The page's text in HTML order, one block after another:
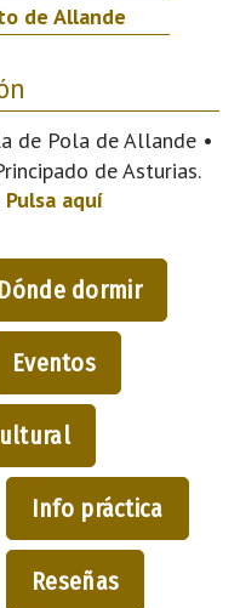
de Allande
de Pola de Allande •
de Asturias.
Pulsa aquí
Dónde dormir
Eventos
Info práctica
Reseñas